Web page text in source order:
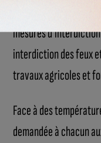
Ce niveau d’alerte
mesures
interdiction des feux
travaux agricoles et
Face à des
demandée à chacun